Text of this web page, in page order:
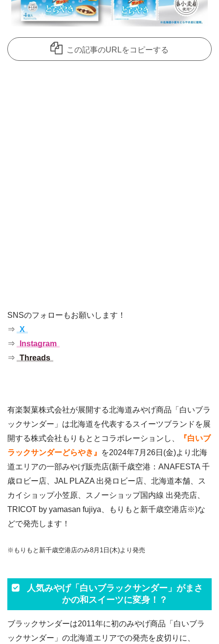
この記事のURLをコピーする
SNSのフォローもお願いします！
⇒ X
⇒
Instagram
⇒ Threads
有楽製菓株式会社が展開する北海道みやげ商品「白いブラ
ックサンダー」は北海道を代表するスイーツブランドを展
開する株式会社もりもととコラボレーションし、
『白いブ
ラックサンダーどらやき』
を2024年7月26日(金)より北海
道エリアの一部みやげ販売店(新千歳空港：ANAFESTA 千
歳ロビー店、JAL PLAZA 出発ロビー店、北海道本舗、ス
カイショップ小笠原、スノーショップ国内線 出発売店、
TRICOT by yamasan fujiya、もりもと新千歳空港店※)な
どで発売します！
※もりもと新千歳空港店のみ8月1日(木)より発売
人気みやげ「白いブラックサンダー」がまさ
かの和スイーツに変身！？
ブラックサンダーは2011年に初のみやげ商品「白いブラ
ックサンダー」の北海道エリアでの発売を皮切りに、